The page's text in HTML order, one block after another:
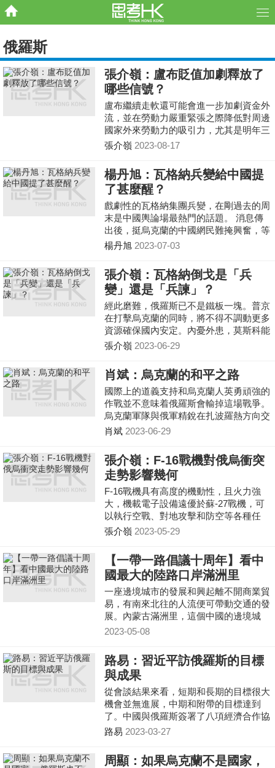
俄羅斯
張介嶺：盧布貶值加劇釋放了
哪些信號？
盧布繼續走軟還可能會進一步加劇資金外
流，並在勞動力嚴重緊張之際降低對周邊
國家外來勞動力的吸引力，尤其是明年三
月俄羅斯將舉行大選，雖然普京勝券在
向標，在大選季節貨幣大幅貶值、通脹飆
升事關民心向背，弄得老百姓怨聲載道得
不償失。
張介嶺 2023-08-17
楊丹旭：瓦格納兵變給中國提
了甚麼醒？
戲劇性的瓦格納集團兵變，在剛過去的周
末是中國輿論場最熱門的話題。 消息傳
出後，挺烏克蘭的中國網民難掩興奮，等
着看俄羅斯「內訌」，還把瓦格納集團首
則憂心忡忡，擔心俄羅斯陷入內戰，引發
俄烏戰局大轉折，讓美國得以騰出手來對
付中國。
楊丹旭 2023-07-03
張介嶺：瓦格納倒戈是「兵
變」還是「兵諫」？
經此磨難，俄羅斯已不是鐵板一塊。普京
在打擊烏克蘭的同時，將不得不調動更多
資源確保國內安定。內憂外患，莫斯科能
應付過來嗎？
張介嶺 2023-06-29
肖斌：烏克蘭的和平之路
國際上的道義支持和烏克蘭人英勇頑強的
作戰並不意味着俄羅斯會輸掉這場戰爭。
烏克蘭軍隊與俄軍精銳在扎波羅熱方向交
戰就可以說明，俄羅斯軍事力量依然強大
肖斌 2023-06-29
張介嶺：F-16戰機對俄烏衝突
走勢影響幾何
F-16戰機具有高度的機動性，且火力強
大，機載電子設備遠優於蘇-27戰機，可
以執行空戰、對地攻擊和防空等各種任
務，據說一架F-16能敵六架蘇-27。隨着
不平衡可望得到很大程度的糾正。俄羅斯
將如何應對，讓我們拭目以待。
張介嶺 2023-05-29
【一帶一路倡議十周年】看中
國最大的陸路口岸滿洲里
一座邊境城市的發展和興起離不開商業貿
易，有南來北往的人流便可帶動交通的發
展。內蒙古滿洲里，這個中國的邊境城
市，亦在這個前題下發展起來，而且成為
2023-05-08
路易：習近平訪俄羅斯的目標
與成果
從會談結果來看，短期和長期的目標很大
機會並無進展，中期和附帶的目標達到
了。中國與俄羅斯簽署了八項經濟合作協
議，並發布了新版聯合聲明。未來中國將
俄羅斯對北約威脅的關切
路易 2023-03-27
周顯：如果烏克蘭不是國家，